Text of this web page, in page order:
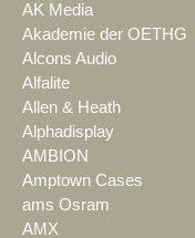
AK Media
Akademie der OETHG
Alcons Audio
Alfalite
Allen & Heath
Alphadisplay
AMBION
Amptown Cases
ams Osram
AMX